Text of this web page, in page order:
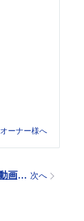
オーナー様へ
「2026年7月のオンラインセミナー動画のご案内（無料）」 次へ